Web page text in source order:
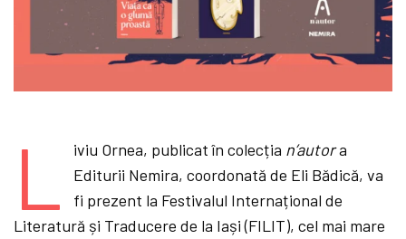
L iviu Ornea, publicat în colecția n’autora
Editurii Nemira, coordonată de Eli Bădică, va
fi prezent la Festivalul Internațional de
Literatură și Traducere de la Iași (FILIT), cel mai mare